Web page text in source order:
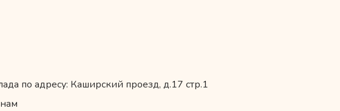
по адресу: Каширский проезд, д.17 стр.1